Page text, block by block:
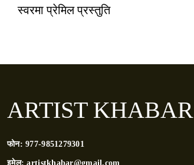
स्वरमा प्रेमिल प्रस्तुति
ARTIST KHABAR
फोन:977-9851279301
इमेल:artistkhabar@gmail.com